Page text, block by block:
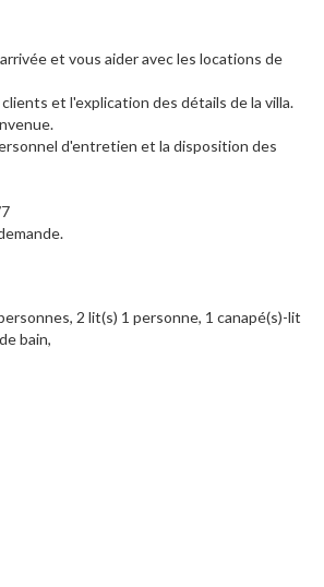
et vous aider avec les locations de
clients et l'explication des détails de la villa.
d'entretien et la disposition des
2 lit(s) 1 personne, 1 canapé(s)-lit
bain,